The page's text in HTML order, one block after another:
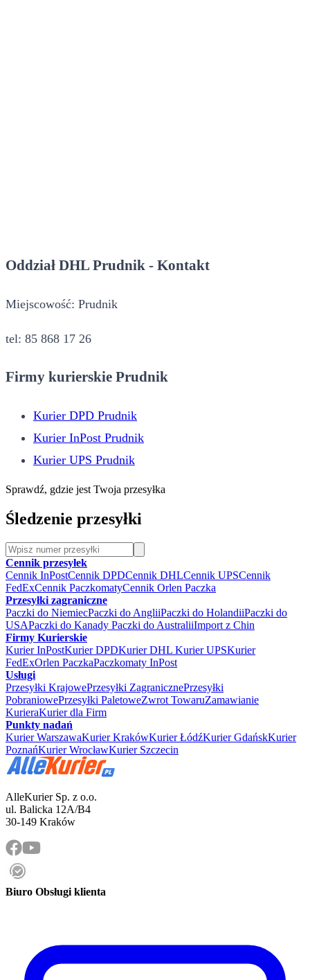
Oddział DHL Prudnik - Kontakt
Miejscowość: Prudnik
tel: 85 868 17 26
Firmy kurierskie Prudnik
Kurier DPD Prudnik
Kurier InPost Prudnik
Kurier UPS Prudnik
Sprawdź, gdzie jest Twoja przesyłka
Śledzenie przesyłki
Cennik przesyłek
Cennik InPostCennik DPDCennik DHLCennik UPSCennik
FedExCennik PaczkomatyCennik Orlen Paczka
Przesyłki zagraniczne
Paczki do NiemiecPaczki do AngliiPaczki do HolandiiPaczki do
USAPaczki do Kanady Paczki do AustraliiImport z Chin
Firmy Kurierskie
Kurier InPostKurier DPDKurier DHL Kurier UPSKurier
FedExOrlen PaczkaPaczkomaty InPost
Usługi
Przesyłki KrajowePrzesyłki ZagranicznePrzesyłki
PobraniowePrzesyłki PaletoweZwrot TowaruZamawianie
KurieraKurier dla Firm
Punkty nadań
Kurier WarszawaKurier KrakówKurier ŁódźKurier GdańskKurier
PoznańKurier WrocławKurier Szczecin
AlleKurier Sp. z o.o.
ul. Balicka 12A/B4
30-149 Kraków
Biuro Obsługi klienta